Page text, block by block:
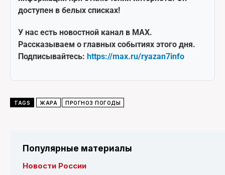
доступен в белых списках!
У нас есть новостной канал в MAX.
Рассказываем о главных событиях этого дня.
Подписывайтесь: https://max.ru/ryazan7info
TAGS ЖАРА ПРОГНОЗ ПОГОДЫ
Популярные материалы
Новости России